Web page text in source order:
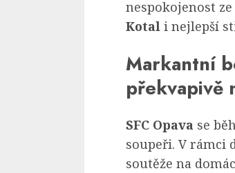
nespokojenost
Kotal i nejlepší
Markantní
překvapivě
SFC Opava se
soupeři. V rámci
soutěže na